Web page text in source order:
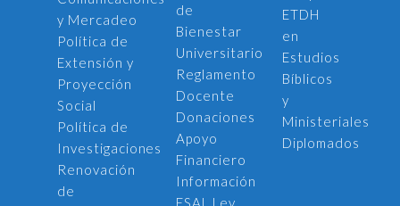
y Mercadeo
Política de
Extensión y
Proyección
Social
Política de
Investigaciones
Renovación
de
de
Bienestar
Universitario
Reglamento
Docente
Donaciones
Apoyo
Financiero
Información
ESAL Ley
ETDH
en
Estudios
Bíblicos
y
Ministeriales
Diplomados